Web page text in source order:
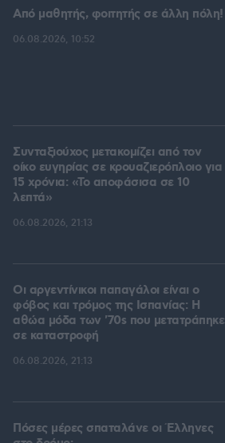
Από μαθητής, φοιτητής σε άλλη πόλη!
06.08.2026, 10:52
Συνταξιούχος μετακομίζει από τον
οίκο ευγηρίας σε κρουαζιερόπλοιο για
15 χρόνια: «Το αποφάσισα σε 10
λεπτά»
06.08.2026, 21:13
Οι αργεντίνικοι παπαγάλοι είναι ο
φόβος και τρόμος της Ισπανίας: Η
αθώα μόδα των '70s που μετατράπηκε
σε καταστροφή
06.08.2026, 21:13
Πόσες μέρες σπαταλάνε οι Έλληνες